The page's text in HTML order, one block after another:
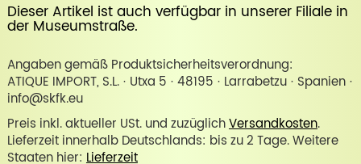
Dieser Artikel ist auch verfügbar in unserer Filiale in
der Museumstraße.
Angaben gemäß Produktsicherheitsverordnung:
ATIQUE IMPORT, S.L. · Utxa 5 · 48195 · Larrabetzu · Spanien ·
info@skfk.eu
Preis inkl. aktueller USt. und zuzüglichVersandkosten.
Lieferzeit innerhalb Deutschlands: bis zu 2 Tage. Weitere
Staaten hier: Lieferzeit